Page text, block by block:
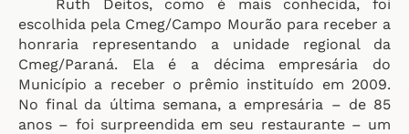
Ruth Deitos, como é mais conhecida, foi
escolhida pela Cmeg/Campo Mourão para receber a
honraria representando a unidade regional da
Cmeg/Paraná. Ela é a décima empresária do
Município a receber o prêmio instituído em 2009.
No final da última semana, a empresária – de 85
anos – foi surpreendida em seu restaurante – um